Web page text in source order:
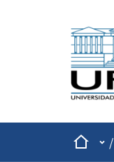
Inicio /